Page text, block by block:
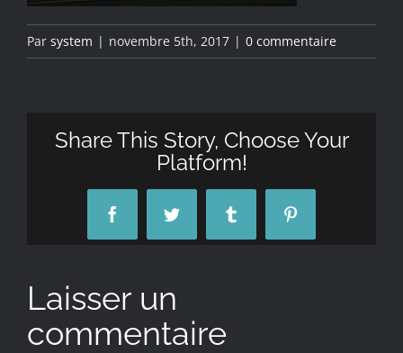
Par system | novembre 5th, 2017 | 0 commentaire
Share This Story, Choose Your
Platform!
FacebookTwitter Tumblr Pinterest
Laisser un
commentaire